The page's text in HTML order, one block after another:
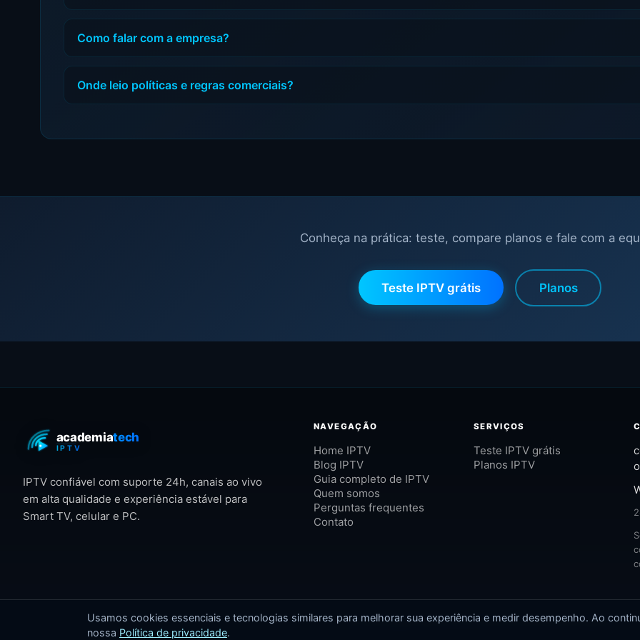
Como falar com a empresa?
Onde leio políticas e regras comerciais?
Conheça na prática: teste, compare planos e fale com a
Teste IPTV grátis Planos
IPTV confiável com suporte 24h, canais ao vivo
em alta qualidade e experiência estável para
Smart TV, celular e PC.
NAVEGAÇÃO
Home IPTV
Blog IPTV
Guia completo de IPTV
Quem somos
Perguntas frequentes
Contato
SERVIÇOS
Teste IPTV grátis
Planos IPTV
© 2026 academiatech IPTV. Todos os direitos reservados.
Usamos cookies essenciais e tecnologias similares para melhorar sua experiência e medir desempenho. Ao
nossa Política de privacidade.